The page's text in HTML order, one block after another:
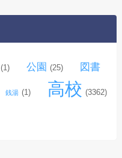
(1) 公園 (25) 図書
銭湯 (1) 高校 (3362)